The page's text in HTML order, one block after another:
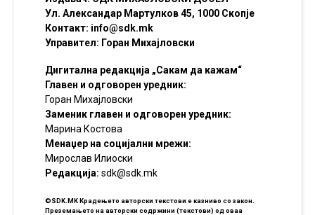
Ул. Александар Мартулков 45, 1000 Скопје
Контакт: info@sdk.mk
Управител: Горан Михајловски
Дигитална редакција „Сакам да кажам“
Главен и одговорен уредник:
Горан Михајловски
Заменик главен и одговорен уредник:
Марина Костова
Менаџер на социјални мрежи:
Мирослав Илиоски
Редакцијa: sdk@sdk.mk
©SDK.MK Крадењето авторски текстови е казниво со закон.
Преземањето на авторски содржини (текстови) од оваа